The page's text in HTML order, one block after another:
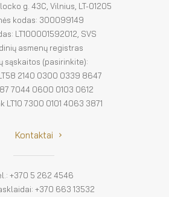
g. 43C, Vilnius, LT-01205
kodas: 300099149
LT100001592012, SVS
asmenų registras
sąskaitos (pasirinkite):
2140 0300 0339 8647
7044 0600 0103 0612
LT10 7300 0101 4063 3871
Kontaktai
+370 5 262 4546
+370 663 13532